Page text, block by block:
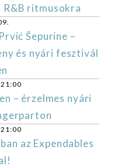
R&B ritmusokra
Šepurine –
és nyári fesztivál
– érzelmes nyári
az Expendables